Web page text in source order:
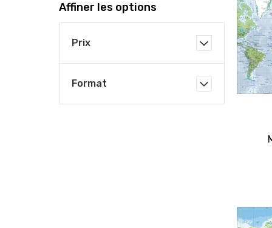
Affiner les options
Prix
Format